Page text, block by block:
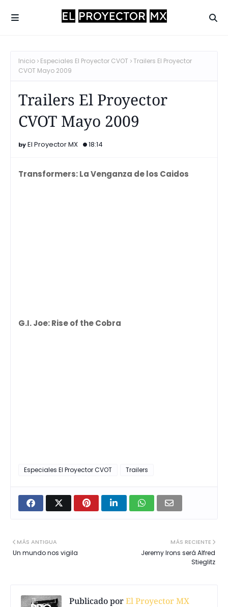
Inicio Especiales El Proyector CVOT
Trailers El Proyector
CVOT Mayo 2009
Trailers El Proyector
CVOT Mayo 2009
El Proyector MX 18:14
Transformers: La Venganza de los Caidos
G.I. Joe: Rise of the Cobra
Especiales El Proyector CVOT Trailers
MÁS RECIENTE
Jeremy Irons será Alfred
Stieglitz
MÁS ANTIGUA
Un mundo nos vigila
Publicado porEl Proyector MX